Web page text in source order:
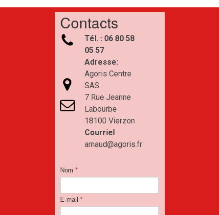
Contacts



Tél. : 06 80 58
05 57
Adresse:
Agoris Centre
SAS
7 Rue Jeanne
Labourbe
18100 Vierzon
Courriel
arnaud@agoris.fr
Nom *
E-mail *